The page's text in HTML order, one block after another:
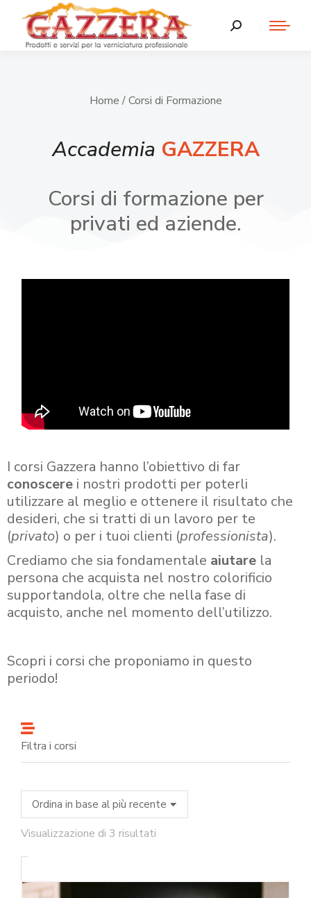
Home / Corsi di Formazione
Accademia GAZZERA
Corsi di formazione per
privati ed aziende.
I corsi Gazzera hanno l’obiettivo di far
conoscere i nostri prodotti per poterli
utilizzare al meglio e ottenere il risultato che
desideri, che si tratti di un lavoro per te
(privato) o per i tuoi clienti (professionista).
Crediamo che sia fondamentale aiutare la
persona che acquista nel nostro colorificio
supportandola, oltre che nella fase di
acquisto, anche nel momento dell’utilizzo.
Scopri i corsi che proponiamo in questo
periodo!
Filtra i corsi
Visualizzazione di 3 risultati